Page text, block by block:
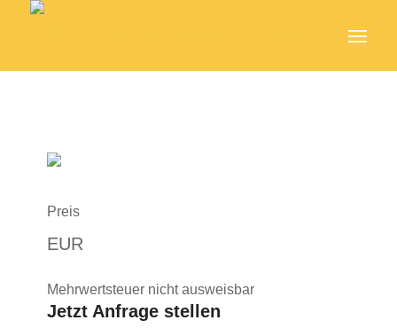
Preis
EUR
Mehrwertsteuer nicht ausweisbar
Jetzt Anfrage stellen